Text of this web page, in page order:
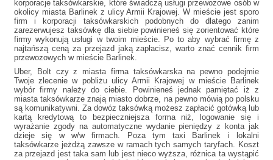
korporacje taksówkarskie, które świadczą usługi przewozowe osób w
okolicy miasta Barlinek z ulicy Armii Krajowej. W mieście jest sporo
firm i korporacji taksówkarskich podobnych do dlatego zanim
zarezerwujesz taksówkę dla siebie powinieneś się zorientować które
firmy wykonują usługi w twoim mieście. Po to aby wybrać firmę z
najtańszą ceną za przejazd jaką zapłacisz, warto znać cennik firm
przewozowych w mieście Barlinek.
Uber, Bolt czy z miasta firma taksówkarska na pewno podejmie
Twoje zlecenie w pobliżu ulicy Armii Krajowej w mieście Barlinek
wybór firmy należy do ciebie. Powinieneś jednak pamiętać iż z
miasta taksówkarze znają miasto dobrze, na pewno mówią po polsku
są komunikatywni. Za dowóz taksówką możesz zapłacić gotówką lub
kartą kredytową to bezpieczniejsza forma niż, logowanie się i
wyrażanie zgody na automatyczne wydanie pieniędzy z konta jak
dzieje się w w/w firmach. Poza tymtaxi Barlinek i lokalni
taksówkarze jeżdżą zawsze w ramach tych samych taryfach. Koszt
za przejazd jest taka sam lub jest nieco wyższa, różnica ta wystąpić